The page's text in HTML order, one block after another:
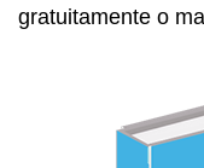
gratuitamente o